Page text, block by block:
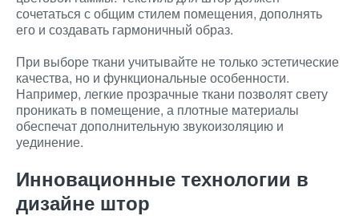
сочетаться с общим стилем помещения, дополнять
его и создавать гармоничный образ.
При выборе ткани учитывайте не только эстетические
качества, но и функциональные особенности.
Например, легкие прозрачные ткани позволят свету
проникать в помещение, а плотные материалы
обеспечат дополнительную звукоизоляцию и
уединение.
Инновационные технологии в
дизайне штор